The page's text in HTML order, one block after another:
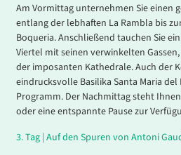
Am Vormittag unternehmen Sie einen
entlang der lebhaften La Rambla bis
Boqueria. Anschließend tauchen Sie
Viertel mit seinen verwinkelten
der imposanten Kathedrale. Auch der
eindrucksvolle Basilika Santa Maria del
Programm. Der Nachmittag steht
oder eine entspannte Pause zur
3.Tag | Auf den Spuren von Antoni